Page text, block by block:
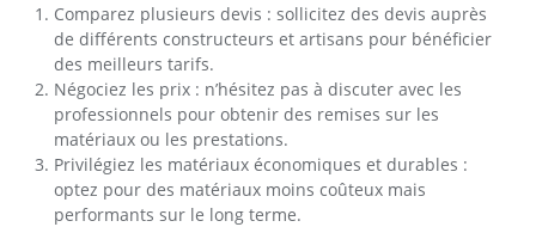
Comparez plusieurs devis : sollicitez des devis auprès
de différents constructeurs et artisans pour bénéficier
des meilleurs tarifs.
Négociez les prix : n’hésitez pas à discuter avec les
professionnels pour obtenir des remises sur les
matériaux ou les prestations.
Privilégiez les matériaux économiques et durables :
optez pour des matériaux moins coûteux mais
performants sur le long terme.